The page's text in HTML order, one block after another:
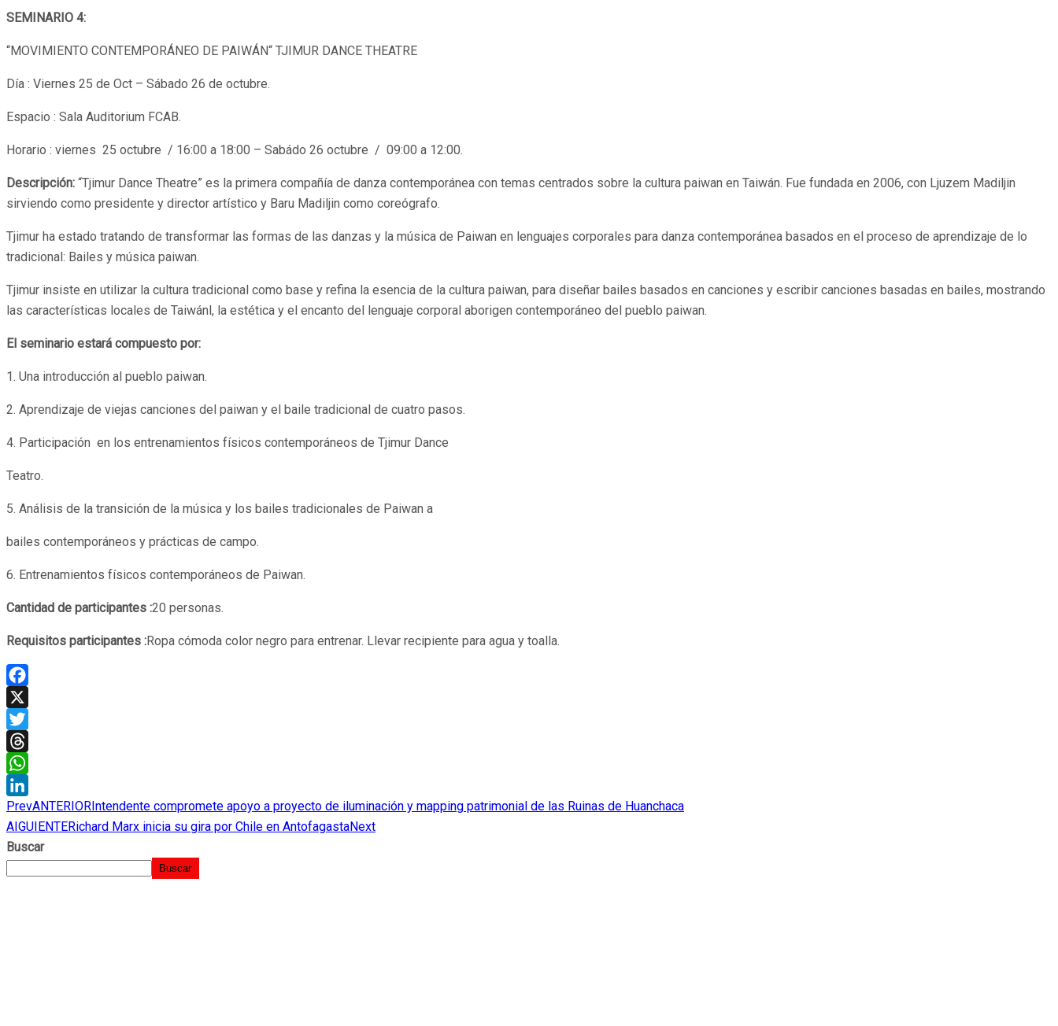
SEMINARIO 4:
“MOVIMIENTO CONTEMPORÁNEO DE PAIWÁN“ TJIMUR DANCE THEATRE
Día : Viernes 25 de Oct – Sábado 26 de octubre.
Espacio : Sala Auditorium FCAB.
Horario : viernes 25 octubre / 16:00 a 18:00 – Sabádo 26 octubre / 09:00 a 12:00.
Descripción: “Tjimur Dance Theatre” es la primera compañía de danza contemporánea con temas centrados sobre la cultura paiwan en Taiwán. Fue fundada en 2006, con Ljuzem Madiljin
sirviendo como presidente y director artístico y Baru Madiljin como coreógrafo.
Tjimur ha estado tratando de transformar las formas de las danzas y la música de Paiwan en lenguajes corporales para danza contemporánea basados en el proceso de aprendizaje de lo
tradicional: Bailes y música paiwan.
Tjimur insiste en utilizar la cultura tradicional como base y refina la esencia de la cultura paiwan, para diseñar bailes basados en canciones y escribir canciones basadas en bailes, mostrando
las características locales de Taiwánl, la estética y el encanto del lenguaje corporal aborigen contemporáneo del pueblo paiwan.
El seminario estará compuesto por:
1. Una introducción al pueblo paiwan.
2. Aprendizaje de viejas canciones del paiwan y el baile tradicional de cuatro pasos.
4. Participación en los entrenamientos físicos contemporáneos de Tjimur Dance
Teatro.
5. Análisis de la transición de la música y los bailes tradicionales de Paiwan a
bailes contemporáneos y prácticas de campo.
6. Entrenamientos físicos contemporáneos de Paiwan.
Cantidad de participantes :20 personas.
Requisitos participantes :Ropa cómoda color negro para entrenar. Llevar recipiente para agua y toalla.
Facebook
X
Twitter
Threads
WhatsApp
LinkedIn
PrevANTERIOR Intendente compromete apoyo a proyecto de iluminación y mapping patrimonial de las Ruinas de Huanchaca
AIGUIENTERichard Marx inicia su gira por Chile en AntofagastaNext
Buscar
Buscar